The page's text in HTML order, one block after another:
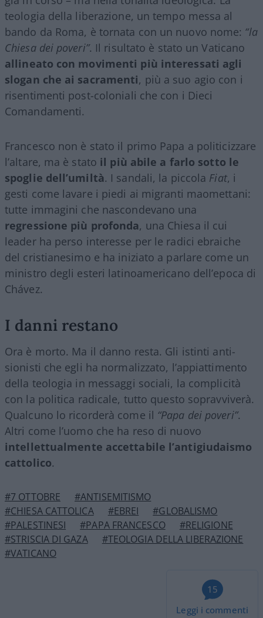
teologia della liberazione, un tempo messa al
bando da Roma, è tornata con un nuovo nome: “la
Chiesa dei poveri”. Il risultato è stato un Vaticano
allineato con movimenti più interessati agli
slogan che ai sacramenti, più a suo agio con i
risentimenti post-coloniali che con i Dieci
Comandamenti.
Francesco non è stato il primo Papa a politicizzare
l’altare, ma è stato il più abile a farlo sotto le
spoglie dell’umiltà. I sandali, la piccola Fiat, i
gesti come lavare i piedi ai migranti maomettani:
tutte immagini che nascondevano una
regressione più profonda, una Chiesa il cui
leader ha perso interesse per le radici ebraiche
del cristianesimo e ha iniziato a parlare come un
ministro degli esteri latinoamericano dell’epoca di
Chávez.
I danni restano
Ora è morto. Ma il danno resta. Gli istinti anti-
sionisti che egli ha normalizzato, l’appiattimento
della teologia in messaggi sociali, la complicità
con la politica radicale, tutto questo sopravviverà.
Qualcuno lo ricorderà come il “Papa dei poveri”.
Altri come l’uomo che ha reso di nuovo
intellettualmente accettabile l’antigiudaismo
cattolico.
#7 OTTOBRE
#ANTISEMITISMO
#CHIESA CATTOLICA
#EBREI
#GLOBALISMO
#PALESTINESI
#PAPA FRANCESCO
#RELIGIONE
#STRISCIA DI GAZA
#TEOLOGIA DELLA LIBERAZIONE
#VATICANO
15
Leggi i commenti